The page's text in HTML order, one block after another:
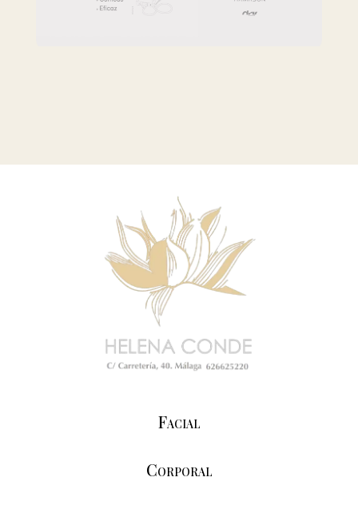
Facial
Corporal